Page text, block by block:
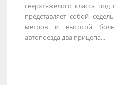
сверхтяжелого класса
представляет собой
метров и высотой
автопоезда два прицепа...